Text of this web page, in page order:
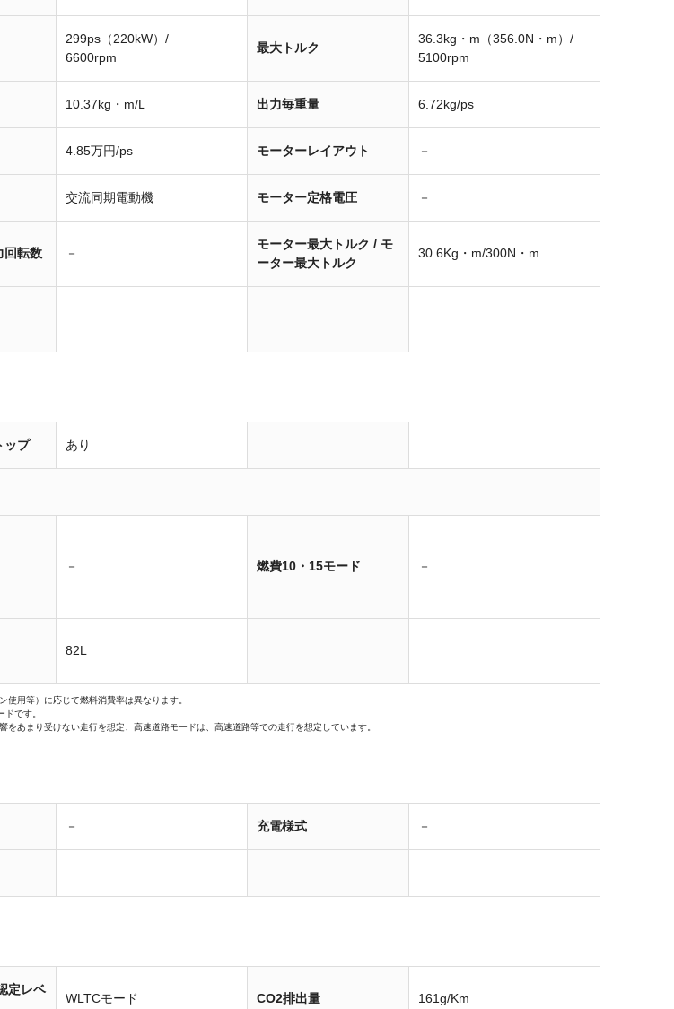
299ps（220kW）/
6600rpm
最大トルク
36.3kg・m（356.0N・m）/
5100rpm
10.37kg・m/L 出力毎重量 6.72kg/ps
4.85万円/ps モーターレイアウト －
交流同期電動機 モーター定格電圧 －
回転数 －
モーター最大トルク / モ
ーター最大トルク
30.6Kg・m/300N・m
ップ あり
－ 燃費10・15モード －
82L
用等）に応じて燃料消費率は異なります。
です。
あまり受けない走行を想定、高速道路モードは、高速道路等での走行を想定しています。
－ 充電様式 －
定レベ
WLTCモード CO2排出量 161g/Km